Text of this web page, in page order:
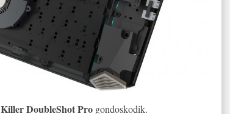
Killer DoubleShot Pro gondoskodik.